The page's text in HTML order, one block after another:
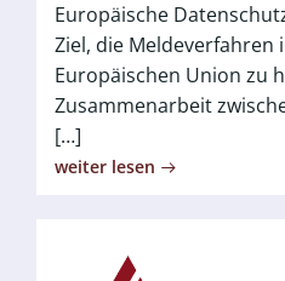
Europäische
Ziel, die Meldeverfahren
Europäischen Union zu
Zusammenarbeit
[…]
weiter lesen